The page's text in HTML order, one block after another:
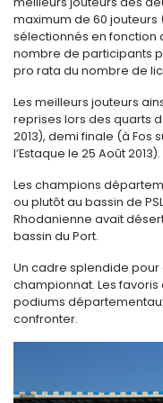
maximum de 60 jouteurs
sélectionnés en fonction
nombre de participants
pro rata du nombre de
Les meilleurs jouteurs
reprises lors des quarts
2013), demi finale (à Fos
l’Estaque le 25 Août 2013).
Les champions
ou plutôt au bassin de
Rhodanienne avait
bassin du Port.
Un cadre splendide
championnat. Les
podiums
confronter.